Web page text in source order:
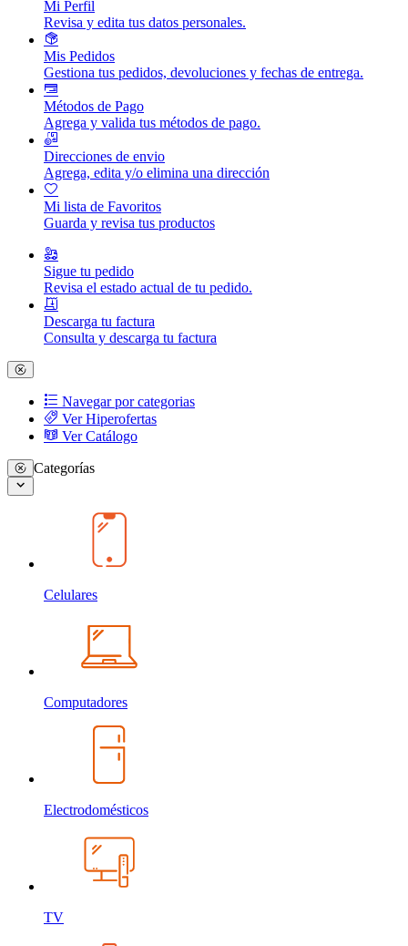
Mi Perfil
Revisa y edita tus datos personales.
Mis Pedidos
Gestiona tus pedidos, devoluciones y fechas de entrega.
Métodos de Pago
Agrega y valida tus métodos de pago.
Direcciones de envio
Agrega, edita y/o elimina una dirección
Mi lista de Favoritos
Guarda y revisa tus productos
Sigue tu pedido
Revisa el estado actual de tu pedido.
Descarga tu factura
Consulta y descarga tu factura
Navegar por categorias
Ver Hiperofertas
Ver Catálogo
Categorías
Celulares
Computadores
Electrodomésticos
TV